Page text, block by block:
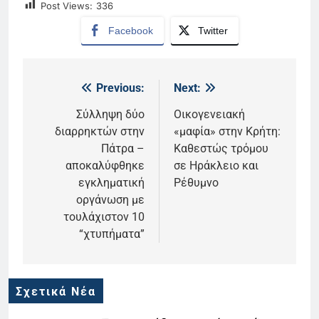
Post Views: 336
Facebook Twitter
Πλοήγηση
άρθρων
Previous:
Σύλληψη δύο
διαρρηκτών στην
Πάτρα –
αποκαλύφθηκε
εγκληματική
οργάνωση με
τουλάχιστον 10
“χτυπήματα”
Next:
Οικογενειακή
«μαφία» στην Κρήτη:
Καθεστώς τρόμου
σε Ηράκλειο και
Ρέθυμνο
Σχετικά Νέα